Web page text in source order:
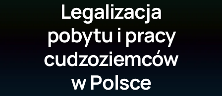
Legalizacja
pobytu i pracy
cudzoziemców
w Polsce
ДРЖАВИ